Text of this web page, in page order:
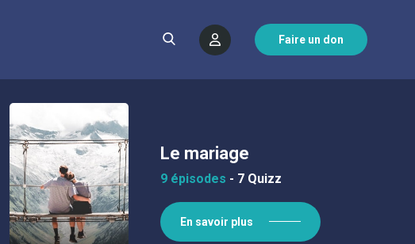
Faire un don
Le mariage
9 épisodes - 7 Quizz
En savoir plus